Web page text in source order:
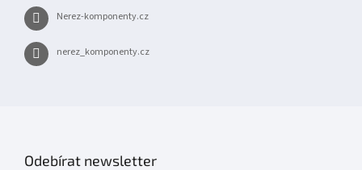
Nerez-komponenty.cz
nerez_komponenty.cz
Odebírat newsletter